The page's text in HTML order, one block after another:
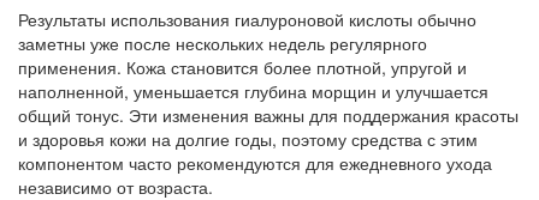
Результаты использования гиалуроновой кислоты обычно
заметны уже после нескольких недель регулярного
применения. Кожа становится более плотной, упругой и
наполненной, уменьшается глубина морщин и улучшается
общий тонус. Эти изменения важны для поддержания красоты
и здоровья кожи на долгие годы, поэтому средства с этим
компонентом часто рекомендуются для ежедневного ухода
независимо от возраста.